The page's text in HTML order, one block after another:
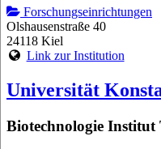
Forschungseinrichtungen
Olshausenstraße 40
24118 Kiel
Link zur Institution
Universität
Biotechnologie